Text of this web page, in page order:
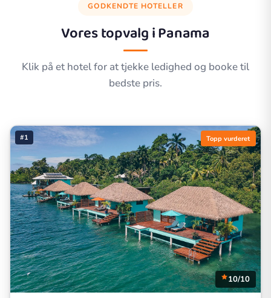
GODKENDTE HOTELLER
Vores topvalg iPanama
Klik på et hotel for at tjekke ledighed og booke til
bedste pris.
#1 Topp vurderet
10/10